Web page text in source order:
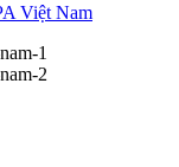
Việt Nam